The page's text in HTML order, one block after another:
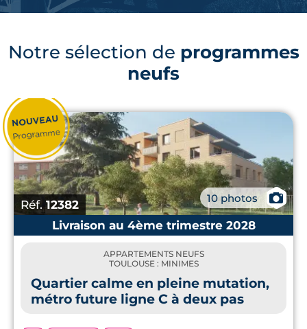
Notre sélection de programmes
neufs
Réf.12382 10 photos
📷
Livraison au 4ème trimestre 2028
APPARTEMENTS NEUFS
TOULOUSE : MINIMES
Quartier calme en pleine mutation,
métro future ligne C à deux pas